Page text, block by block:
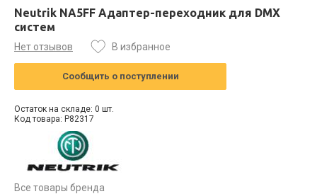
Neutrik NA5FF Адаптер-переходник для DMX
систем
Нет отзывов В избранное
Сообщить о поступлении
Остаток на складе: 0 шт.
Код товара: P82317
Все товары бренда